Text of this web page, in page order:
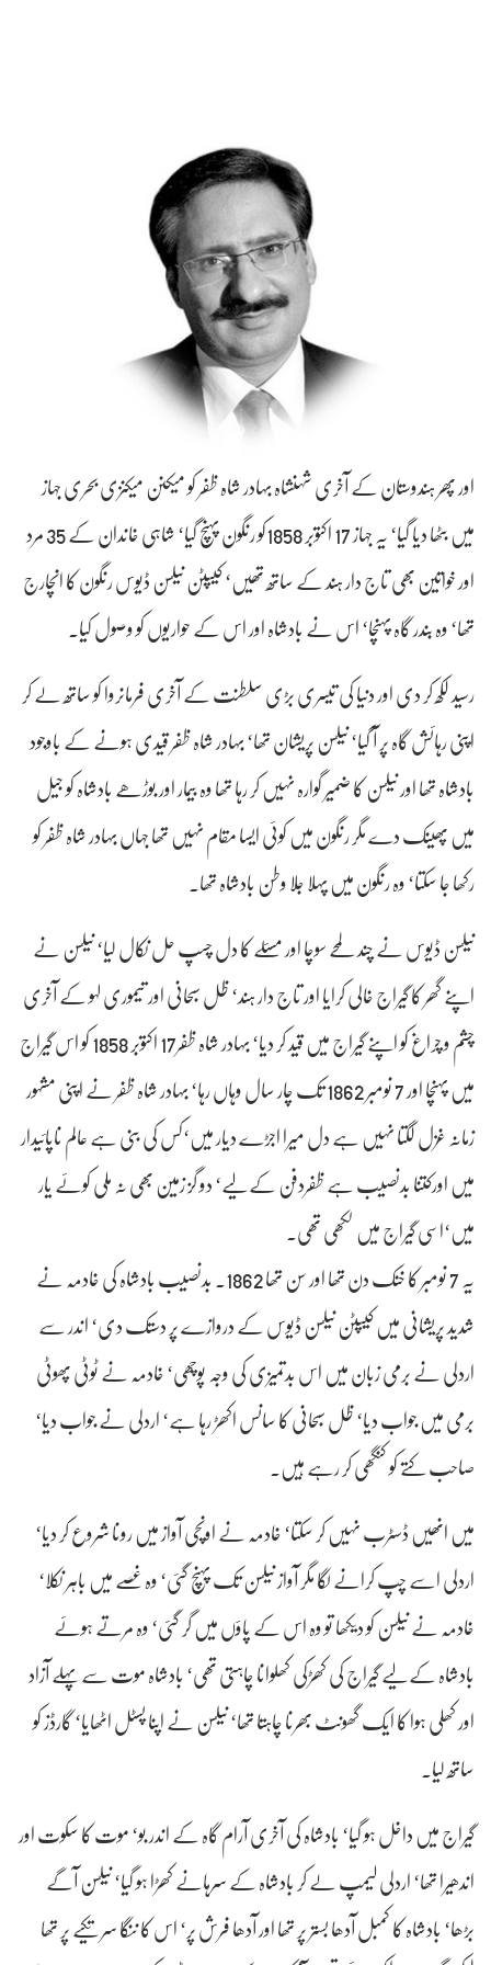
اور پھر ہندوستان کے آخری شہنشاہ بہادر شاہ ظفر کو میکنن میکنزی بحری جہاز
میں بٹھا دیا گیا‘ یہ جہاز 17 اکتوبر 1858کو رنگون پہنچ گیا‘ شاہی خاندان کے 35 مرد
اور خواتین بھی تاج دار ہند کے ساتھ تھیں‘ کیپٹن نیلسن ڈیوس رنگون کا انچارج
تھا‘ وہ بندر گاہ پہنچا‘ اس نے بادشاہ اور اس کے حواریوں کو وصول کیا۔
رسید لکھ کر دی اور دنیا کی تیسری بڑی سلطنت کے آخری فرماںروا کو ساتھ لے کر
اپنی رہائش گاہ پر آ گیا‘ نیلسن پریشان تھا‘ بہادر شاہ ظفر قیدی ہونے کے باوجود
بادشاہ تھا اور نیلسن کا ضمیر گوارہ نہیں کر رہا تھا وہ بیمار اور بوڑھے بادشاہ کو جیل
میں پھینک دے مگر رنگون میں کوئی ایسا مقام نہیں تھا جہاں بہادر شاہ ظفر کو
رکھا جا سکتا‘ وہ رنگون میں پہلا جلا وطن بادشاہ تھا۔
نیلسن ڈیوس نے چند لمحے سوچا اور مسئلے کا دل چسپ حل نکال لیا‘ نیلسن نے
اپنے گھر کا گیراج خالی کرایا اور تاج دار ہند‘ ظل سبحانی اور تیموری لہو کے آخری
چشم و چراغ کو اپنے گیراج میں قید کر دیا‘ بہادر شاہ ظفر17 اکتوبر 1858 کو اس گیراج
میں پہنچا اور 7 نومبر 1862 تک چار سال وہاں رہا‘ بہادر شاہ ظفر نے اپنی مشہور
زمانہ غزل لگتا نہیں ہے دل میرا اجڑے دیار میں‘کس کی بنی ہے عالم ناپائیدار
میں اورکتنا بدنصیب ہے ظفردفن کے لیے‘ دو گز زمین بھی نہ ملی کوئے یار
میں‘اسی گیراج میں لکھی تھی۔
یہ 7 نومبر کا خنک دن تھا اور سن تھا 1862۔ بدنصیب بادشاہ کی خادمہ نے
شدید پریشانی میں کیپٹن نیلسن ڈیوس کے دروازے پر دستک دی‘ اندر سے
اردلی نے برمی زبان میں اس بدتمیزی کی وجہ پوچھی‘ خادمہ نے ٹوٹی پھوٹی
برمی میں جواب دیا‘ ظل سبحانی کا سانس اکھڑ رہا ہے‘ اردلی نے جواب دیا‘
صاحب کتے کو کنگھی کر رہے ہیں۔
میں انھیں ڈسٹرب نہیں کر سکتا‘ خادمہ نے اونچی آواز میں رونا شروع کر دیا‘
اردلی اسے چپ کرانے لگا مگر آواز نیلسن تک پہنچ گئی‘ وہ غصے میں باہر نکلا‘
خادمہ نے نیلسن کو دیکھا تو وہ اس کے پاؤں میں گر گئی‘ وہ مرتے ہوئے
بادشاہ کے لیے گیراج کی کھڑکی کھلوانا چاہتی تھی‘ بادشاہ موت سے پہلے آزاد
اور کھلی ہوا کا ایک گھونٹ بھرنا چاہتا تھا‘ نیلسن نے اپنا پسٹل اٹھایا‘ گارڈز کو
ساتھ لیا۔
گیراج میں داخل ہو گیا‘ بادشاہ کی آخری آرام گاہ کے اندر بو‘ موت کا سکوت اور
اندھیرا تھا‘ اردلی لیمپ لے کر بادشاہ کے سرہانے کھڑا ہو گیا‘ نیلسن آگے
بڑھا‘ بادشاہ کا کمبل آدھا بستر پر تھا اور آدھا فرش پر‘ اس کا ننگا سر تکیے پر تھا